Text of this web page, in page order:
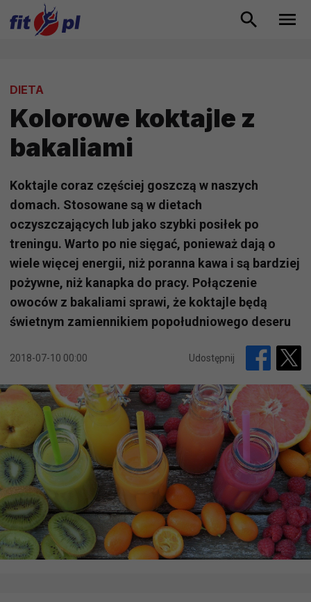
DIETA
Kolorowe koktajle z
bakaliami
Koktajle coraz częściej goszczą w naszych
domach. Stosowane są w dietach
oczyszczających lub jako szybki posiłek po
treningu. Warto po nie sięgać, ponieważ dają o
wiele więcej energii, niż poranna kawa i są bardziej
pożywne, niż kanapka do pracy. Połączenie
owoców z bakaliami sprawi, że koktajle będą
świetnym zamiennikiem popołudniowego deseru
2018-07-10 00:00 Udostępnij